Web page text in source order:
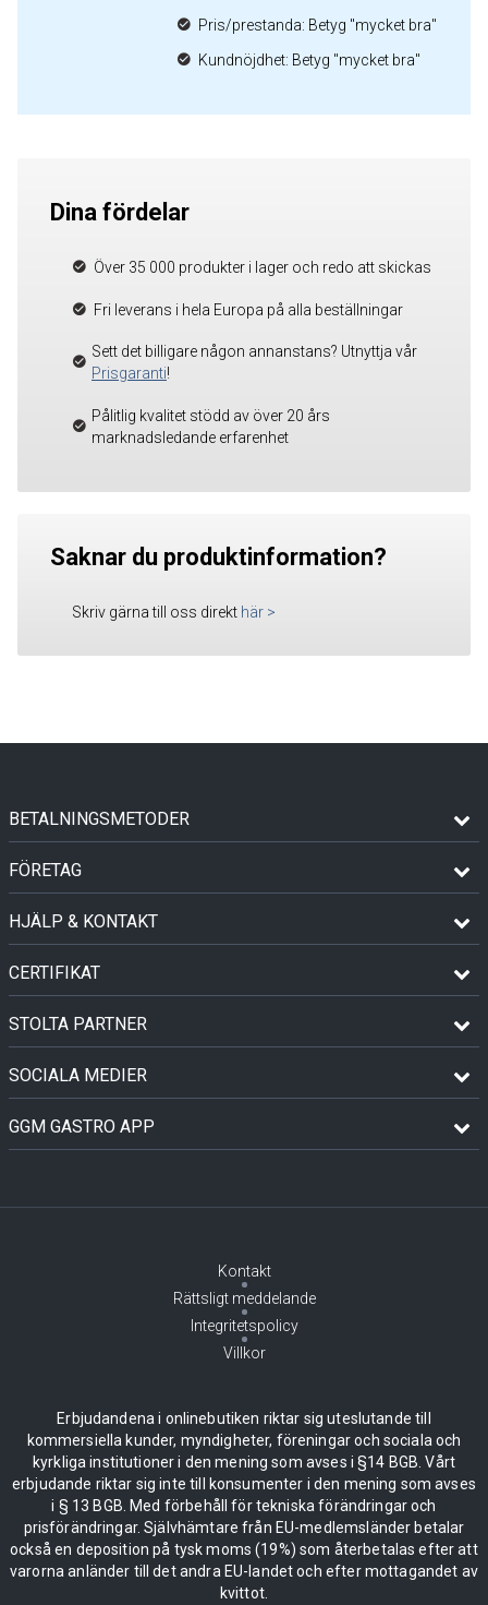
Pris/prestanda: Betyg "mycket bra"
Kundnöjdhet: Betyg "mycket bra"
Dina fördelar
Över 35 000 produkter i lager och redo att skickas
Fri leverans i hela Europa på alla beställningar
Sett det billigare någon annanstans? Utnyttja vår
Prisgaranti!
Pålitlig kvalitet stödd av över 20 års
marknadsledande erfarenhet
Saknar du produktinformation?
Skriv gärna till oss direkt här >
BETALNINGSMETODER
FÖRETAG
HJÄLP & KONTAKT
CERTIFIKAT
STOLTA PARTNER
SOCIALA MEDIER
GGM GASTRO APP
Kontakt
Rättsligt meddelande
Integritetspolicy
Villkor
Erbjudandena i onlinebutiken riktar sig uteslutande till
kommersiella kunder, myndigheter, föreningar och sociala och
kyrkliga institutioner i den mening som avses i §14 BGB. Vårt
erbjudande riktar sig inte till konsumenter i den mening som avses
i § 13 BGB. Med förbehåll för tekniska förändringar och
prisförändringar. Självhämtare från EU-medlemsländer betalar
också en deposition på tysk moms (19%) som återbetalas efter att
varorna anländer till det andra EU-landet och efter mottagandet av
kvittot.